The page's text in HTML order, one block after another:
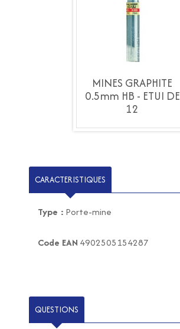
MINES GRAPHITE
0.5mm HB - ETUI DE
12
CARACTERISTIQUES
Type : Porte-mine
Code EAN 4902505154287
QUESTIONS